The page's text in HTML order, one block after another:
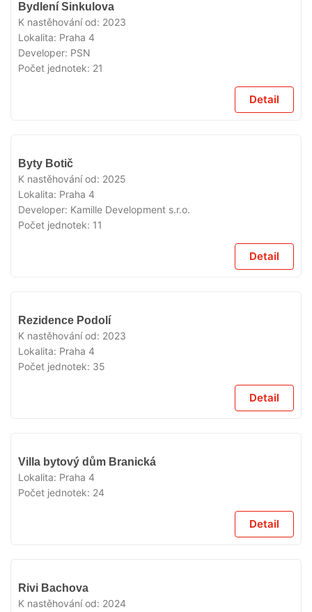
Bydlení Sinkulova
K nastěhování od: 2023
Lokalita: Praha 4
Developer: PSN
Počet jednotek: 21
Detail
Byty Botič
K nastěhování od: 2025
Lokalita: Praha 4
Developer: Kamille Development s.r.o.
Počet jednotek: 11
Detail
Rezidence Podolí
K nastěhování od: 2023
Lokalita: Praha 4
Počet jednotek: 35
Detail
Villa bytový dům Branická
Lokalita: Praha 4
Počet jednotek: 24
Detail
Rivi Bachova
K nastěhování od: 2024